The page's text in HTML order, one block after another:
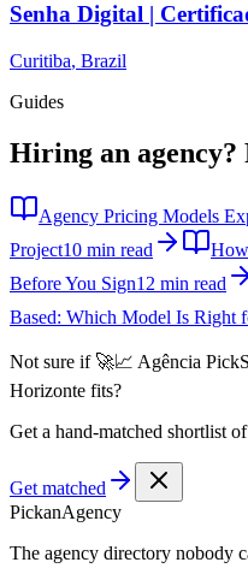
Senha Digital |
Curitiba, Brazil
Guides
Hiring an agency?
Agency Pricing Models
Project10 min read
Before You Sign12 min read
Based: Which Model Is Right
Not sure if 🚀📈 Agência
Horizonte fits?
Get a hand-matched shortlist
Get matched
PickanAgency
The agency directory nobody